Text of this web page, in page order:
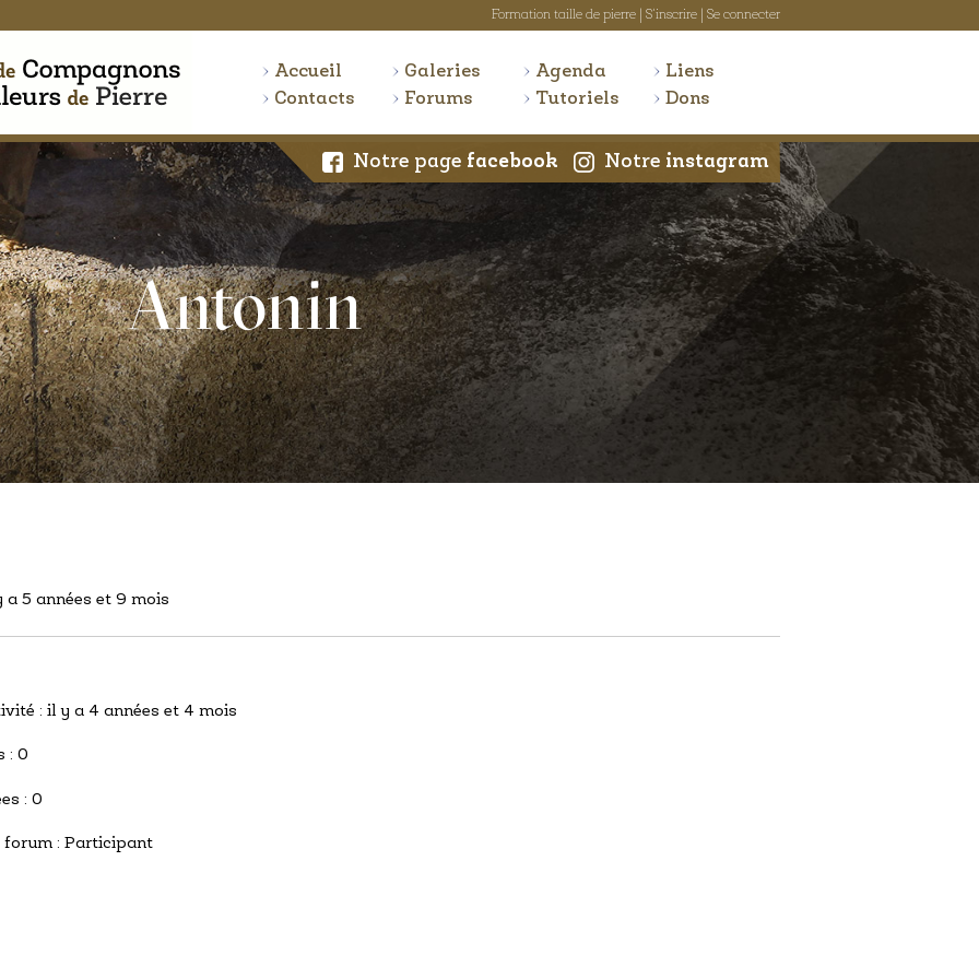
Formation taille de pierre S'inscrire Se connecter
Accueil Galeries Agenda
Liens
Contacts
Forums Tutoriels Dons
Notre page facebook Notre instagram
Antonin
a 5 années et 9 mois
: il y a 4 années et 4 mois
: 0
: 0
forum : Participant